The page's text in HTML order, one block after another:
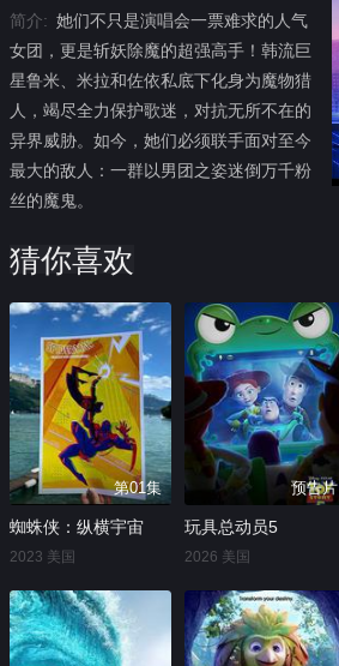
简介: 她们不只是演唱会一票难求的人气
女团，更是斩妖除魔的超强高手！韩流巨
星鲁米、米拉和佐依私底下化身为魔物猎
人，竭尽全力保护歌迷，对抗无所不在的
异界威胁。如今，她们必须联手面对至今
最大的敌人：一群以男团之姿迷倒万千粉
丝的魔鬼。
猜你喜欢
第01集
蜘蛛侠：纵横宇宙
2023 美国
预告片
玩具总动员5
2026 美国